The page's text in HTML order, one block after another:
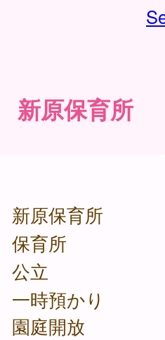
新原保育所
新原保育所
保育所
公立
一時預かり
園庭開放